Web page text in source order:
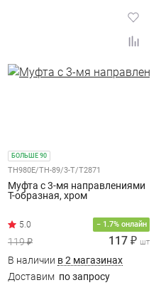
БОЛЬШЕ 90
TH980E/TH-89/3-Т/T2871
Муфта с 3-мя направлениями
T-образная, хром
− 1.7% онлайн
119 ₽ 117 ₽ шт
В наличии в 2 магазинах
Доставим по запросу